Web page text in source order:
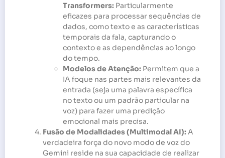
Transformers: Particularmente
eficazes para processar sequências de
dados, como texto e as características
temporais da fala, capturando o
contexto e as dependências ao longo
do tempo.
Modelos de Atenção: Permitem que a
IA foque nas partes mais relevantes da
entrada (seja uma palavra específica
no texto ou um padrão particular na
voz) para fazer uma predição
emocional mais precisa.
Fusão de Modalidades (Multimodal AI): A
verdadeira força do novo modo de voz do
Gemini reside na sua capacidade de realizar